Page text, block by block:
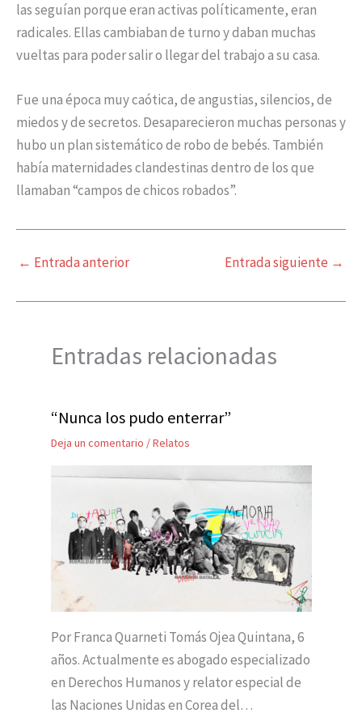
las seguían porque eran activas políticamente, eran
radicales. Ellas cambiaban de turno y daban muchas
vueltas para poder salir o llegar del trabajo a su casa.
Fue una época muy caótica, de angustias, silencios, de
miedos y de secretos. Desaparecieron muchas personas y
hubo un plan sistemático de robo de bebés. También
había maternidades clandestinas dentro de los que
llamaban “campos de chicos robados”.
← Entrada anterior Entrada siguiente →
Entradas relacionadas
“Nunca los pudo enterrar”
Deja un comentario /Relatos
Por Franca Quarneti Tomás Ojea Quintana, 6
años. Actualmente es abogado especializado
en Derechos Humanos y relator especial de
las Naciones Unidas en Corea del…